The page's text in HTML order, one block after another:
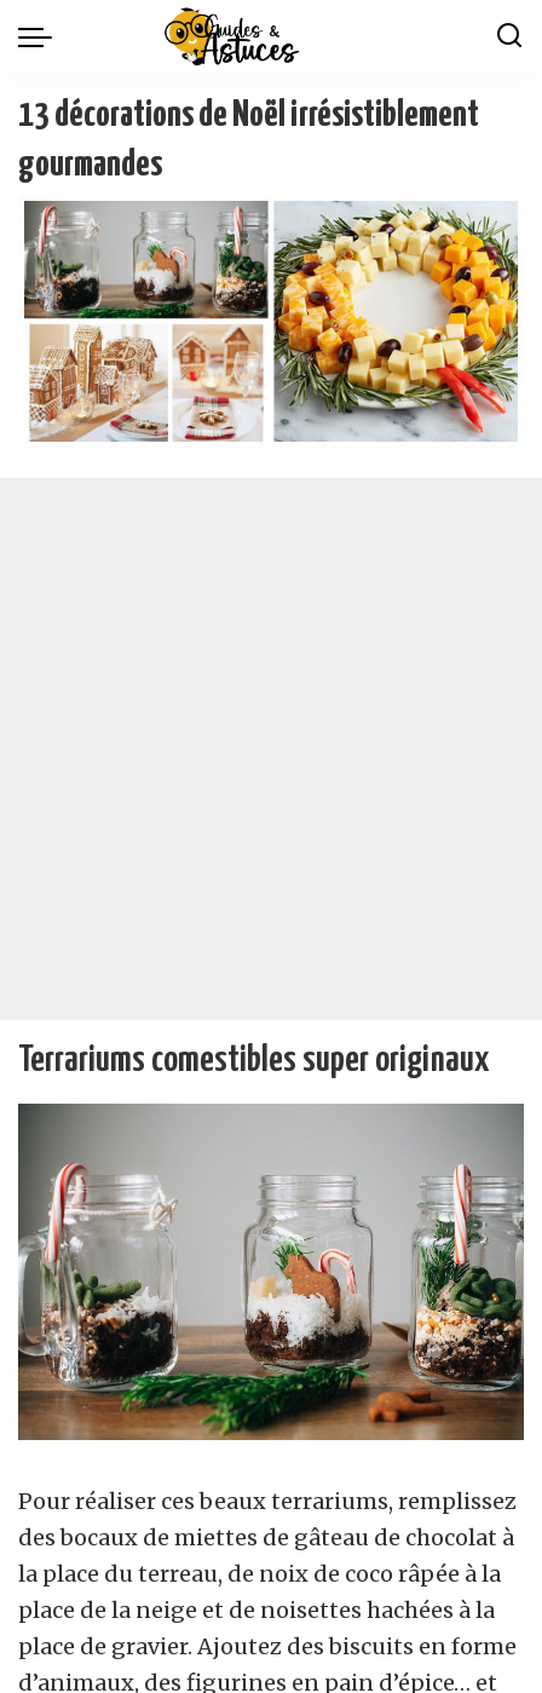
13 décorations de Noël irrésistiblement
gourmandes
Terrariums comestibles super originaux
Pour réaliser ces beaux terrariums, remplissez
des bocaux de miettes de gâteau de chocolat à
la place du terreau, de noix de coco râpée à la
place de la neige et de noisettes hachées à la
place de gravier. Ajoutez des biscuits en forme
d’animaux, des figurines en pain d’épice… et